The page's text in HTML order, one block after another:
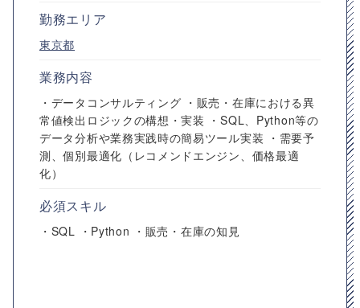
勤務エリア
東京都
業務内容
・データコンサルティング ・販売・在庫における異
常値検出ロジックの構想・実装 ・SQL、Python等の
データ分析や業務実践時の簡易ツール実装 ・需要予
測、個別最適化（レコメンドエンジン、価格最適
化）
必須スキル
・SQL ・Python ・販売・在庫の知見